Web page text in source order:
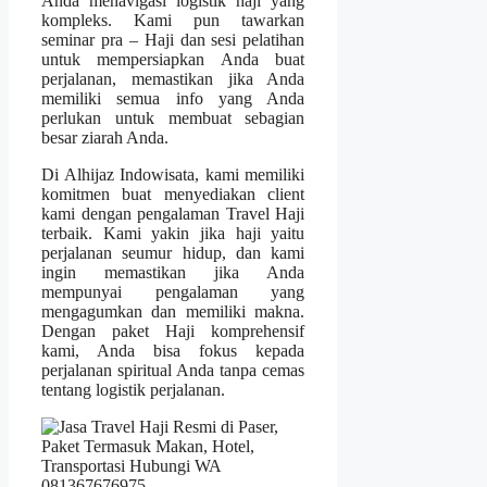
kompleks. Kami pun tawarkan
seminar pra – Haji dan sesi pelatihan
untuk mempersiapkan Anda buat
perjalanan, memastikan jika Anda
memiliki semua info yang Anda
perlukan untuk membuat sebagian
besar ziarah Anda.
Di Alhijaz Indowisata, kami memiliki
komitmen buat menyediakan client
kami dengan pengalaman Travel Haji
terbaik. Kami yakin jika haji yaitu
perjalanan seumur hidup, dan kami
ingin memastikan jika Anda
mempunyai pengalaman yang
mengagumkan dan memiliki makna.
Dengan paket Haji komprehensif
kami, Anda bisa fokus kepada
perjalanan spiritual Anda tanpa cemas
tentang logistik perjalanan.